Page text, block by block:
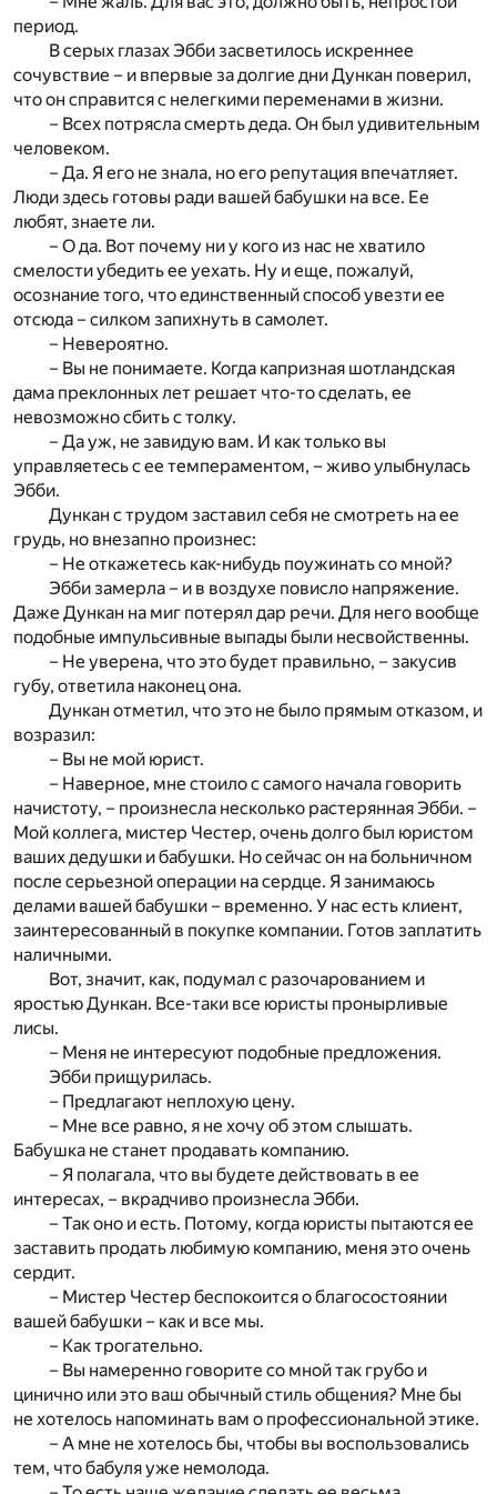
период.
В серых глазах Эбби засветилось искреннее
сочувствие – и впервые за долгие дни Дункан поверил,
что он справится с нелегкими переменами в жизни.
– Всех потрясла смерть деда. Он был удивительным
человеком.
– Да. Я его не знала, но его репутация впечатляет.
Люди здесь готовы ради вашей бабушки на все. Ее
любят, знаете ли.
– О да. Вот почему ни у кого из нас не хватило
смелости убедить ее уехать. Ну и еще, пожалуй,
осознание того, что единственный способ увезти ее
отсюда – силком запихнуть в самолет.
– Невероятно.
– Вы не понимаете. Когда капризная шотландская
дама преклонных лет решает что-то сделать, ее
невозможно сбить с толку.
– Да уж, не завидую вам. И как только вы
управляетесь с ее темпераментом, – живо улыбнулась
Эбби.
Дункан с трудом заставил себя не смотреть на ее
грудь, но внезапно произнес:
– Не откажетесь как-нибудь поужинать со мной?
Эбби замерла – и в воздухе повисло напряжение.
Даже Дункан на миг потерял дар речи. Для него вообще
подобные импульсивные выпады были несвойственны.
– Не уверена, что это будет правильно, – закусив
губу, ответила наконец она.
Дункан отметил, что это не было прямым отказом, и
возразил:
– Вы не мой юрист.
– Наверное, мне стоило с самого начала говорить
начистоту, – произнесла несколько растерянная Эбби. –
Мой коллега, мистер Честер, очень долго был юристом
ваших дедушки и бабушки. Но сейчас он на больничном
после серьезной операции на сердце. Я занимаюсь
делами вашей бабушки – временно. У нас есть клиент,
заинтересованный в покупке компании. Готов заплатить
наличными.
Вот, значит, как, подумал с разочарованием и
яростью Дункан. Все-таки все юристы пронырливые
лисы.
– Меня не интересуют подобные предложения.
Эбби прищурилась.
– Предлагают неплохую цену.
– Мне все равно, я не хочу об этом слышать.
Бабушка не станет продавать компанию.
– Я полагала, что вы будете действовать в ее
интересах, – вкрадчиво произнесла Эбби.
– Так оно и есть. Потому, когда юристы пытаются ее
заставить продать любимую компанию, меня это очень
сердит.
– Мистер Честер беспокоится о благосостоянии
вашей бабушки – как и все мы.
– Как трогательно.
– Вы намеренно говорите со мной так грубо и
цинично или это ваш обычный стиль общения? Мне бы
не хотелось напоминать вам о профессиональной этике.
– А мне не хотелось бы, чтобы вы воспользовались
тем, что бабуля уже немолода.